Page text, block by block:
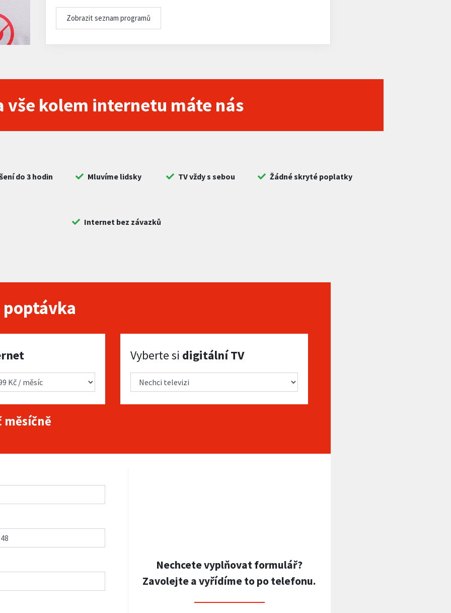
Zobrazit seznam programů
vše kolem internetu máte nás
do 3 hodin Mluvíme lidsky TV vždy s sebou Žádné skryté poplatky
Internet bez závazků
poptávka
Vyberte si digitální TV
Vyberte si digitální TV
měsíčně
Nechcete vyplňovat formulář?
Zavolejte a vyřídíme to po telefonu.